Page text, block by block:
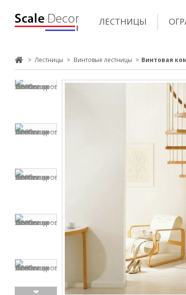
ЛЕСТНИЦЫ
> Лестницы > Винтовые лестницы > Винтовая